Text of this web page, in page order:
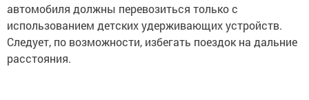
автомобиля должны перевозиться только с
использованием детских удерживающих устройств.
Следует, по возможности, избегать поездок на дальние
расстояния.